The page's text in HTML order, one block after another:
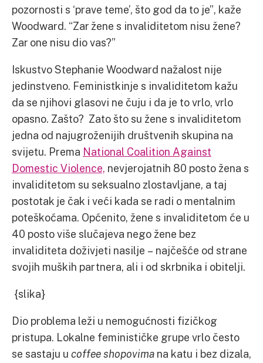
pozornosti s ‘prave teme’, što god da to je”, kaže
Woodward. “Zar žene s invaliditetom nisu žene?
Zar one nisu dio vas?”
Iskustvo Stephanie Woodward nažalost nije
jedinstveno. Feministkinje s invaliditetom kažu
da se njihovi glasovi ne čuju i da je to vrlo, vrlo
opasno. Zašto? Zato što su žene s invaliditetom
jedna od najugroženijih društvenih skupina na
svijetu. Prema National Coalition Against
Domestic Violence, nevjerojatnih 80 posto žena s
invaliditetom su seksualno zlostavljane, a taj
postotak je čak i veći kada se radi o mentalnim
poteškoćama. Općenito, žene s invaliditetom će u
40 posto više slučajeva nego žene bez
invaliditeta doživjeti nasilje – najčešće od strane
svojih muških partnera, ali i od skrbnika i obitelji.
{slika}
Dio problema leži u nemogućnosti fizičkog
pristupa. Lokalne feminističke grupe vrlo često
se sastaju u coffee shopovima na katu i bez dizala,